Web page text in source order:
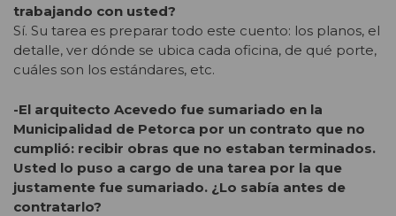
trabajando con usted?
Sí. Su tarea es preparar todo este cuento: los planos, el
detalle, ver dónde se ubica cada oficina, de qué porte,
cuáles son los estándares, etc.
-El arquitecto Acevedo fue sumariado en la
Municipalidad de Petorca por un contrato que no
cumplió: recibir obras que no estaban terminados.
Usted lo puso a cargo de una tarea por la que
justamente fue sumariado. ¿Lo sabía antes de
contratarlo?